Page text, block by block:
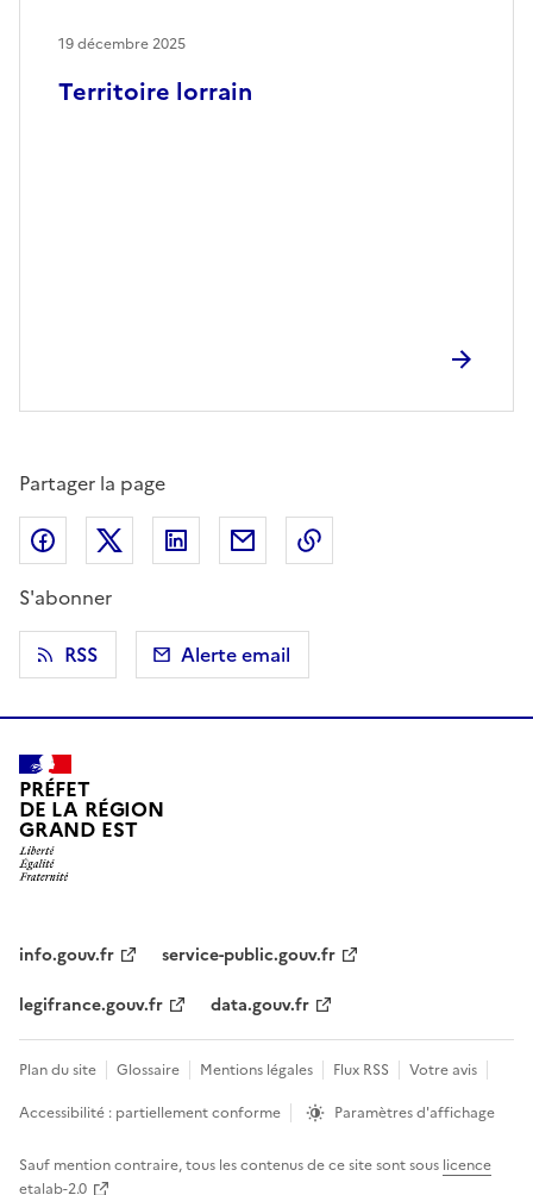
Territoire lorrain
19 décembre 2025
Partager la page
Partager sur Facebook
Partager sur X (anciennement Twitter)
Partager sur LinkedIn
Partager par email
S'abonner
RSS
Alerte email
PRÉFET
DE LA RÉGION
GRAND EST
info.gouv.fr
service-public.gouv.fr
legifrance.gouv.fr
data.gouv.fr
Plan du site Glossaire Mentions légales Flux RSS
Votre avis
Accessibilité : partiellement conforme
Paramètres d'affichage
Sauf mention contraire, tous les contenus de ce site sont sous licence
etalab-2.0